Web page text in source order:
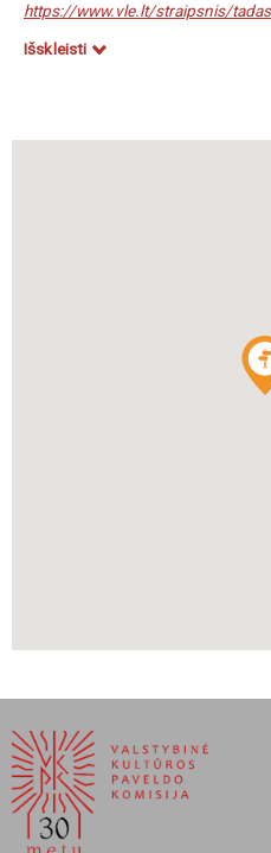
https://www.vle.lt/straipsnis/
Išskleisti